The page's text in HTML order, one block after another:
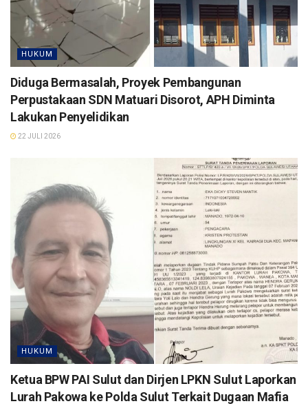
HUKUM
Diduga Bermasalah, Proyek Pembangunan
Perpustakaan SDN Matuari Disorot, APH Diminta
Lakukan Penyelidikan
22 JULI 2026
HUKUM
Ketua BPW PAI Sulut dan Dirjen LPKN Sulut Laporkan
Lurah Pakowa ke Polda Sulut Terkait Dugaan Mafia